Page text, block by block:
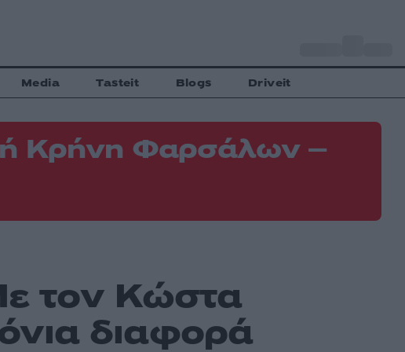
Media Tasteit Blogs Driveit
Κρήνη Φαρσάλων –
τον Κώστα
διαφορά